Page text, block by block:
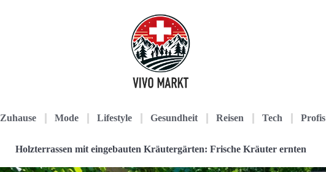
Zuhause Mode Lifestyle Gesundheit Reisen Tech Profis
Holzterrassen mit eingebauten Kräutergärten: Frische Kräuter ernten